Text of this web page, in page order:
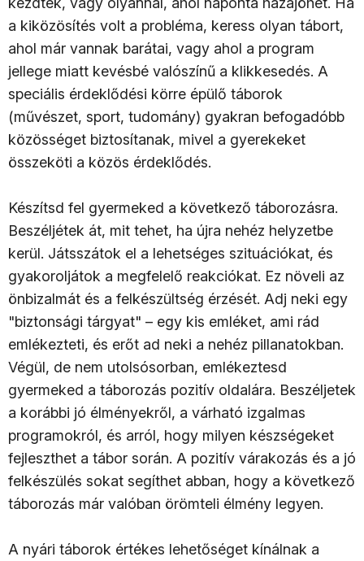
a kiközösítés volt a probléma, keress olyan tábort,
ahol már vannak barátai, vagy ahol a program
jellege miatt kevésbé valószínű a klikkesedés. A
speciális érdeklődési körre épülő táborok
(művészet, sport, tudomány) gyakran befogadóbb
közösséget biztosítanak, mivel a gyerekeket
összeköti a közös érdeklődés.
Készítsd fel gyermeked a következő táborozásra.
Beszéljétek át, mit tehet, ha újra nehéz helyzetbe
kerül. Játsszátok el a lehetséges szituációkat, és
gyakoroljátok a megfelelő reakciókat. Ez növeli az
önbizalmát és a felkészültség érzését. Adj neki egy
"biztonsági tárgyat" – egy kis emléket, ami rád
emlékezteti, és erőt ad neki a nehéz pillanatokban.
Végül, de nem utolsósorban, emlékeztesd
gyermeked a táborozás pozitív oldalára. Beszéljetek
a korábbi jó élményekről, a várható izgalmas
programokról, és arról, hogy milyen készségeket
fejleszthet a tábor során. A pozitív várakozás és a jó
felkészülés sokat segíthet abban, hogy a következő
táborozás már valóban örömteli élmény legyen.
A nyári táborok értékes lehetőséget kínálnak a